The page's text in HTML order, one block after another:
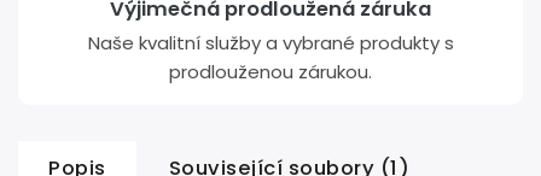
Výjimečná prodloužená záruka
Naše kvalitní služby a vybrané produkty s
prodlouženou zárukou.
Popis Související soubory (1)